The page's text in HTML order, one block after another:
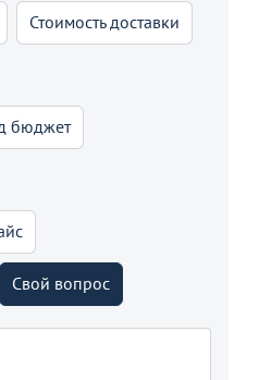
Стоимость доставки
бюджет
Свой вопрос